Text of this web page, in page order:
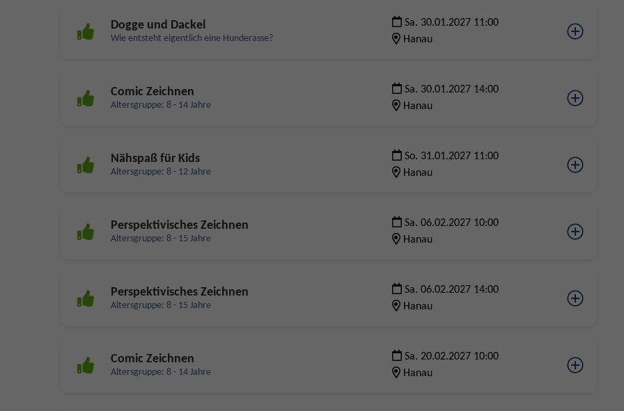
Dogge und Dackel
Wie entsteht eigentlich eine Hunderasse?
Sa. 30.01.2027 11:00
Hanau
Comic Zeichnen
Altersgruppe: 8 - 14 Jahre
Sa. 30.01.2027 14:00
Hanau
Nähspaß für Kids
Altersgruppe: 8 - 12 Jahre
So. 31.01.2027 11:00
Hanau
Perspektivisches Zeichnen
Altersgruppe: 8 - 15 Jahre
Sa. 06.02.2027 10:00
Hanau
Perspektivisches Zeichnen
Altersgruppe: 8 - 15 Jahre
Sa. 06.02.2027 14:00
Hanau
Comic Zeichnen
Altersgruppe: 8 - 14 Jahre
Sa. 20.02.2027 10:00
Hanau